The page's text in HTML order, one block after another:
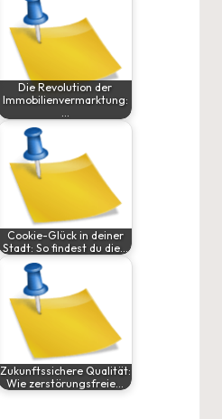
Die Revolution der
Immobilienvermarktung:
Cookie-Glück in deiner
Stadt: So findest du die…
Zukunftssichere Qualität:
Wie zerstörungsfreie…